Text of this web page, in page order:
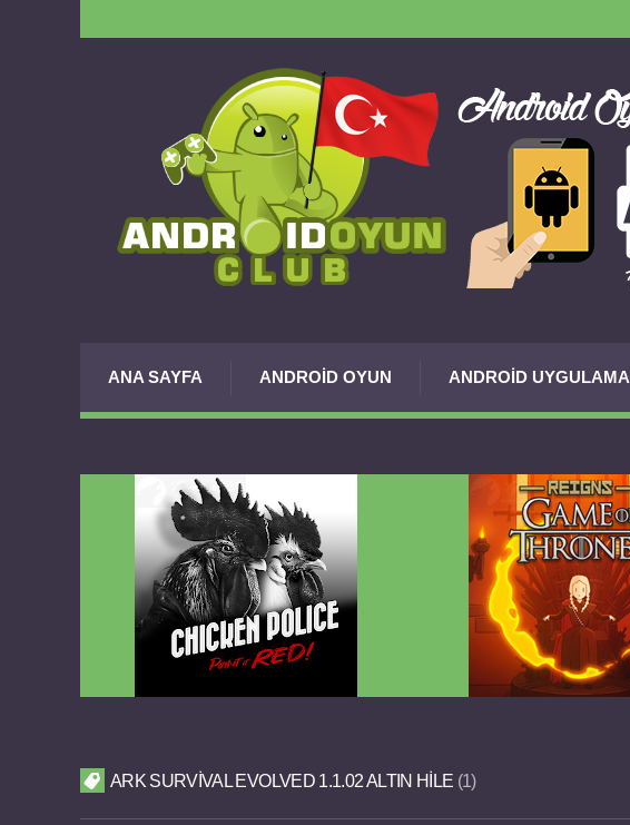
ANA SAYFA ANDROID OYUN ANDROID UYGULAMA
ARK SURVIVAL EVOLVED 1.1.02 ALTIN HILE 1